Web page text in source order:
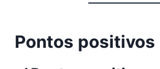
Pontos positivos